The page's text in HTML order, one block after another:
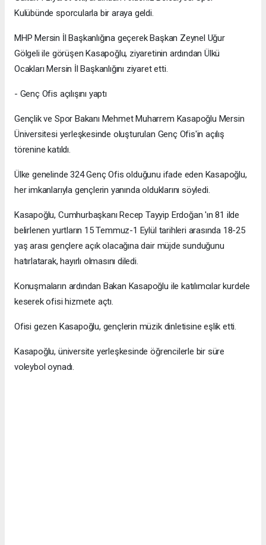
Kulübünde sporcularla bir araya geldi.
MHP Mersin İl Başkanlığına geçerek Başkan Zeynel Uğur
Gölgeli ile görüşen Kasapoğlu, ziyaretinin ardından Ülkü
Ocakları Mersin İl Başkanlığını ziyaret etti.
- Genç Ofis açılışını yaptı
Gençlik ve Spor Bakanı Mehmet Muharrem Kasapoğlu Mersin
Üniversitesi yerleşkesinde oluşturulan Genç Ofis'in açılış
törenine katıldı.
Ülke genelinde 324 Genç Ofis olduğunu ifade eden Kasapoğlu,
her imkanlarıyla gençlerin yanında olduklarını söyledi.
Kasapoğlu, Cumhurbaşkanı Recep Tayyip Erdoğan 'ın 81 ilde
belirlenen yurtların 15 Temmuz-1 Eylül tarihleri arasında 18-25
yaş arası gençlere açık olacağına dair müjde sunduğunu
hatırlatarak, hayırlı olmasını diledi.
Konuşmaların ardından Bakan Kasapoğlu ile katılımcılar kurdele
keserek ofisi hizmete açtı.
Ofisi gezen Kasapoğlu, gençlerin müzik dinletisine eşlik etti.
Kasapoğlu, üniversite yerleşkesinde öğrencilerle bir süre
voleybol oynadı.